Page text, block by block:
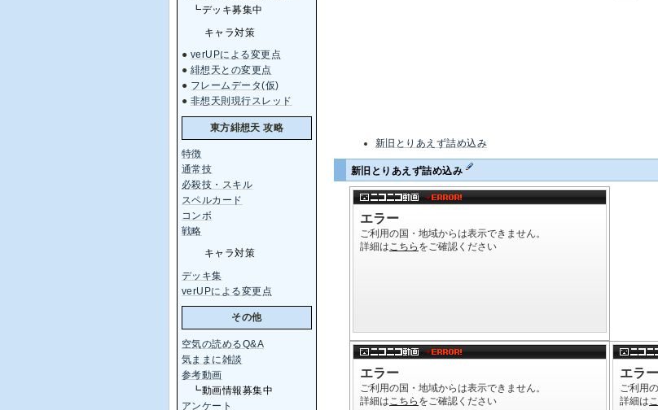
新旧とりあえず詰め込み
新旧とりあえず詰め込み
┗デッキ募集中
キャラ対策
● verUPによる変更点
● 緋想天との変更点
● フレームデータ(仮)
● 非想天則現行スレッド
東方緋想天 攻略
特徴
通常技
必殺技・スキル
スペルカード
コンボ
戦略
キャラ対策
デッキ集
verUPによる変更点
その他
空気の読めるQ&A
気ままに雑談
参考動画
┗動画情報募集中
アンケート